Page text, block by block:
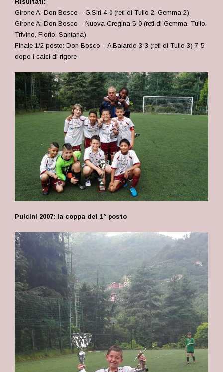
Risultati:
Girone A: Don Bosco – G.Siri 4-0 (reti di Tullo 2, Gemma 2)
Girone A: Don Bosco – Nuova Oregina 5-0 (reti di Gemma, Tullo,
Trivino, Florio, Santana)
Finale 1/2 posto: Don Bosco – A.Baiardo 3-3 (reti di Tullo 3) 7-5
dopo i calci di rigore
Pulcini 2007: la coppa del 1° posto